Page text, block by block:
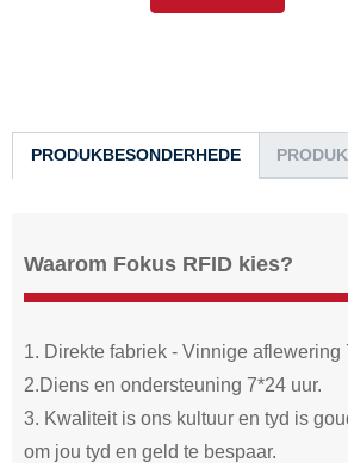
PRODUKBESONDERHEDE
Waarom Fokus RFID kies?
1. Direkte fabriek - Vinnige aflewering
2.Diens en ondersteuning 7*24 uur.
3. Kwaliteit is ons kultuur en tyd is
om jou tyd en geld te bespaar.